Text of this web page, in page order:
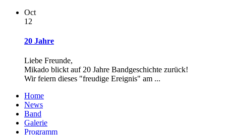
Oct
12
20 Jahre
Liebe Freunde,
Mikado blickt auf 20 Jahre Bandgeschichte zurück!
Wir feiern dieses "freudige Ereignis" am ...
Home
News
Band
Galerie
Programm